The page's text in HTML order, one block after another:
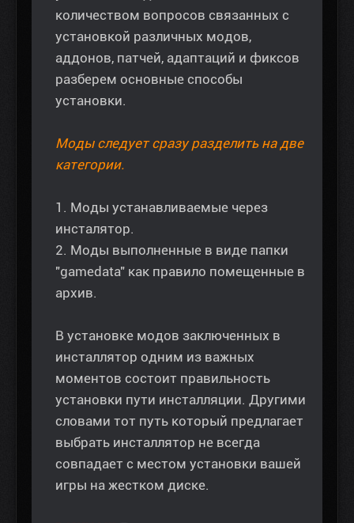
количеством вопросов связанных с
установкой различных модов,
аддонов, патчей, адаптаций и фиксов
разберем основные способы
установки.
Моды следует сразу разделить на две
категории.
1. Моды устанавливаемые через
инсталятор.
2. Моды выполненные в виде папки
"gamedata" как правило помещенные в
архив.
В установке модов заключенных в
инсталлятор одним из важных
моментов состоит правильность
установки пути инсталляции. Другими
словами тот путь который предлагает
выбрать инсталлятор не всегда
совпадает с местом установки вашей
игры на жестком диске.